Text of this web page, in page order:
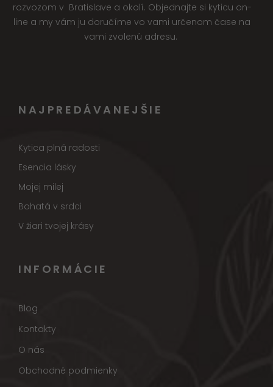
rozvozom v Bratislave a okolí. Objednajte si kyticu on-
line a my vám ju doručíme vo vami určenom čase na
vami zvolenú adresu.
NAJPREDÁVANEJŠIE
Kytica plná radosti
Esencia lásky
Mojej milej
Bohatá v srdci
V žiari tvojej krásy
INFORMÁCIE
Blog
Kontakty
O nás
Obchodné podmienky